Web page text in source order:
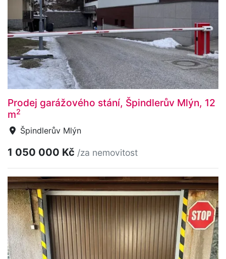
Prodej garážového stání, Špindlerův Mlýn, 12
m2
Špindlerův Mlýn
1 050 000 Kč /za nemovitost